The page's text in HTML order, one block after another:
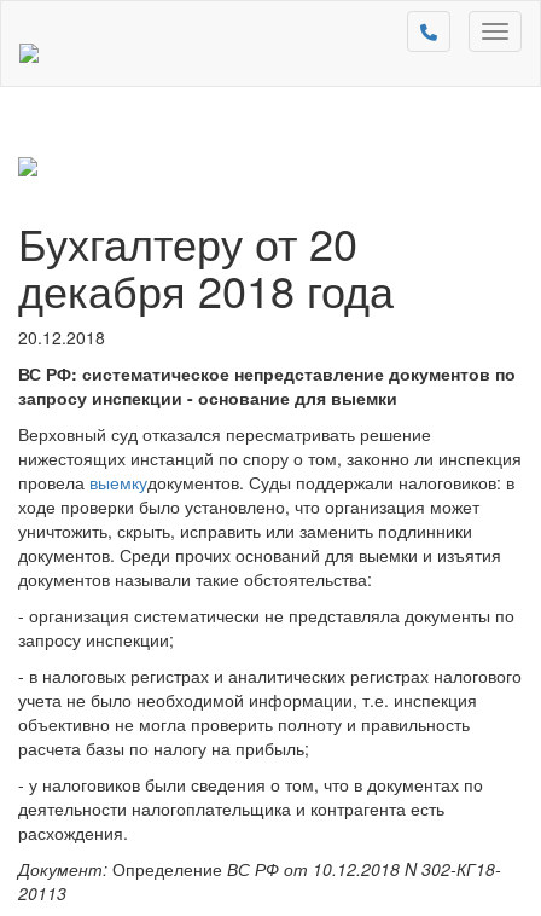
Бухгалтеру от 20
декабря 2018 года
20.12.2018
ВС РФ: систематическое непредставление документов по
запросу инспекции - основание для выемки
Верховный суд отказался пересматривать решение
нижестоящих инстанций по спору о том, законно ли инспекция
провела выемкудокументов. Суды поддержали налоговиков: в
ходе проверки было установлено, что организация может
уничтожить, скрыть, исправить или заменить подлинники
документов. Среди прочих оснований для выемки и изъятия
документов называли такие обстоятельства:
- организация систематически не представляла документы по
запросу инспекции;
- в налоговых регистрах и аналитических регистрах налогового
учета не было необходимой информации, т.е. инспекция
объективно не могла проверить полноту и правильность
расчета базы по налогу на прибыль;
- у налоговиков были сведения о том, что в документах по
деятельности налогоплательщика и контрагента есть
расхождения.
Документ: Определение ВС РФ от 10.12.2018 N 302-КГ18-
20113